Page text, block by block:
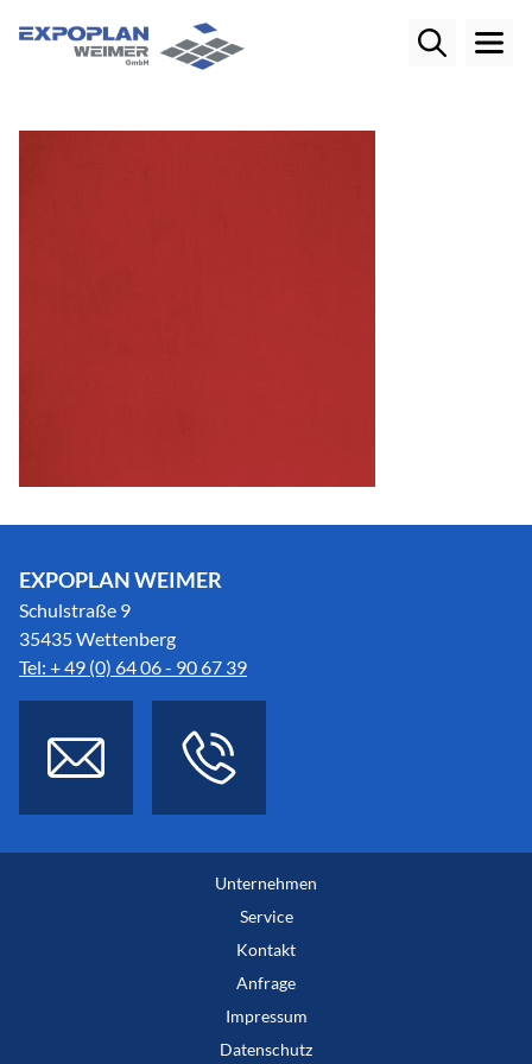
EXPOPLAN WEIMER
Schulstraße 9
35435 Wettenberg
Tel: + 49 (0) 64 06 - 90 67 39
Unternehmen
Service
Kontakt
Anfrage
Impressum
Datenschutz